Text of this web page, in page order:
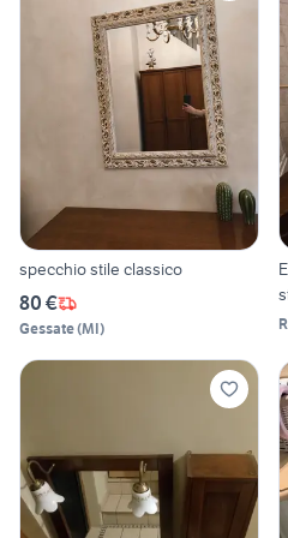
specchio stile classico
80 €
Gessate(MI)